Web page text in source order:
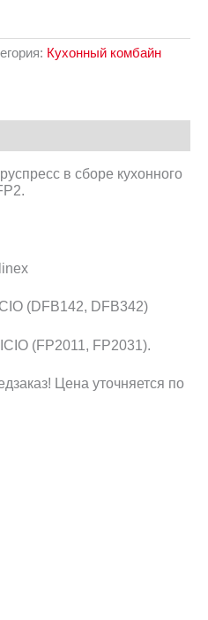
Кухонный комбайн
в сборе кухонного
(DFB142, DFB342)
(FP2011, FP2031).
Цена уточняется по